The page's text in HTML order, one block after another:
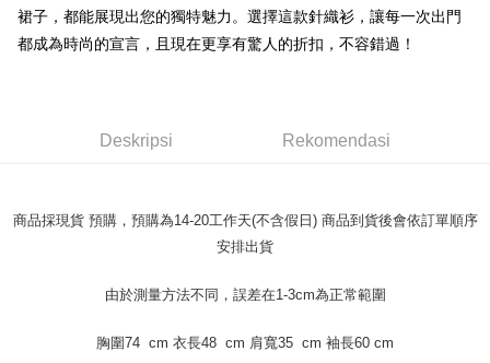
pengesahan AFTEE akan muncul.
2. Anda boleh meneruskan pembayaran selepas pengesahan SMS.
3. Tiada bayaran diperlukan apabila pesanan disahkan. Produk akan
5. Tiada bayaran diperlukan apabila anda menerima produk. Sila buat
Sila ambil perhatian bahawa tempoh pembayaran adalah 14 hari. Walau
dan mendaftar sebagai ahli AFTEE boleh menikmati tempoh pembayaran
sehingga 45 hari.
Tempoh pembayaran dikira dari masa kedai meminta pembayaran anda,
Pilihan Penghantaran
付款 後全家取貨
7-11取貨付款
NT$45/pesanan | Penghantaran percuma untuk pesanan
NT$45/pesanan | Penghantaran percuma untuk pesanan
裙子，都能展現出您的獨特魅力。選擇這款針織衫，讓每一次出門
都成為時尚的宣言，且現在更享有驚人的折扣，不容錯過！
Deskripsi Rekomendasi
商品採現貨 預購，預購為14-20工作天(不含假日) 商品到貨後會依訂單順序
安排出貨
由於測量方法不同，誤差在1-3cm為正常範圍
胸圍74 cm 衣長48 cm 肩寬35 cm 袖長60 cm